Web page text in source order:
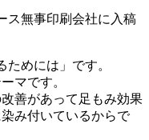
ス無事印刷会社に入稿
めには」です。
マです。
善があって足もみ効果
み付いているからで